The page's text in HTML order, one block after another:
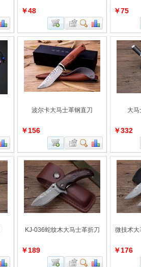
￥48 ￥75
波尔卡大马士革钢直刀
￥156
大
￥332
KJ-036蛇纹木大马士革折刀
￥189
微技术大
￥176